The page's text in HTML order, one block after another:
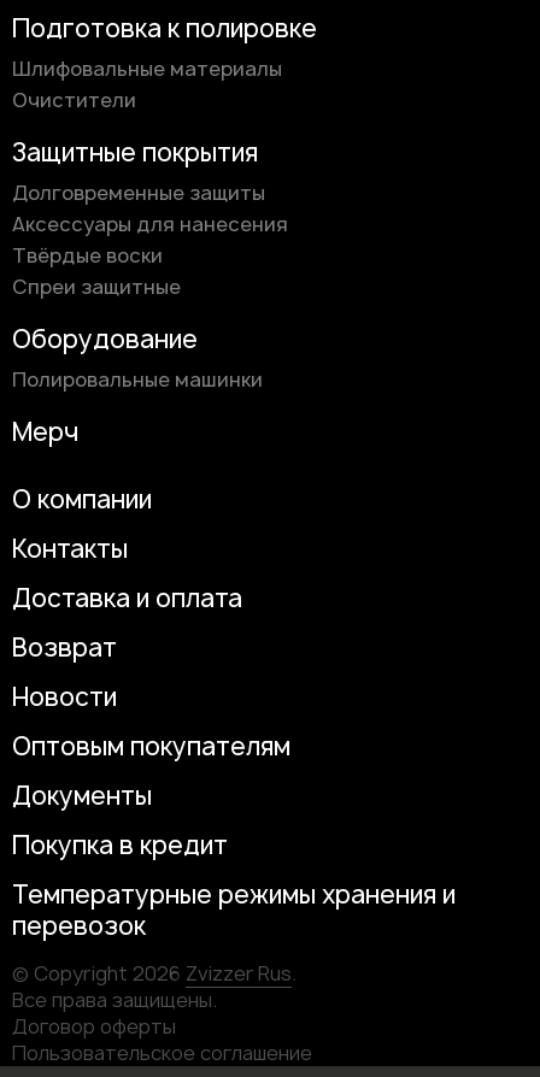
Подготовка к полировке
Шлифовальные материалы
Очистители
Защитные покрытия
Долговременные защиты
Аксессуары для нанесения
Твёрдые воски
Спреи защитные
Оборудование
Полировальные машинки
Мерч
О компании
Контакты
Доставка и оплата
Возврат
Новости
Оптовым покупателям
Документы
Покупка в кредит
Температурные режимы хранения и
перевозок
© Copyright 2026 Zvizzer Rus.
Все права защищены.
Договор оферты
Пользовательское соглашение